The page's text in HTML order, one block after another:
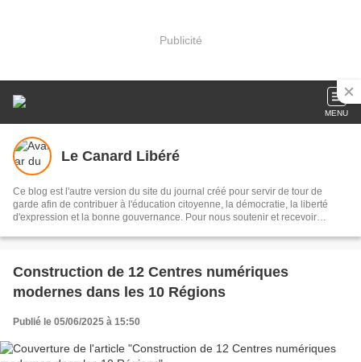
Publicité
MENU
Le Canard Libéré
Ce blog est l'autre version du site du journal créé pour servir de tour de
garde afin de contribuer à l'éducation citoyenne, la démocratie, la liberté
d'expression et la bonne gouvernance. Pour nous soutenir et recevoir
chevronné. Nous contacter au +237 696559350 / 674010945 email :
Construction de 12 Centres numériques
modernes dans les 10 Régions
Publié le 05/06/2025 à 15:50